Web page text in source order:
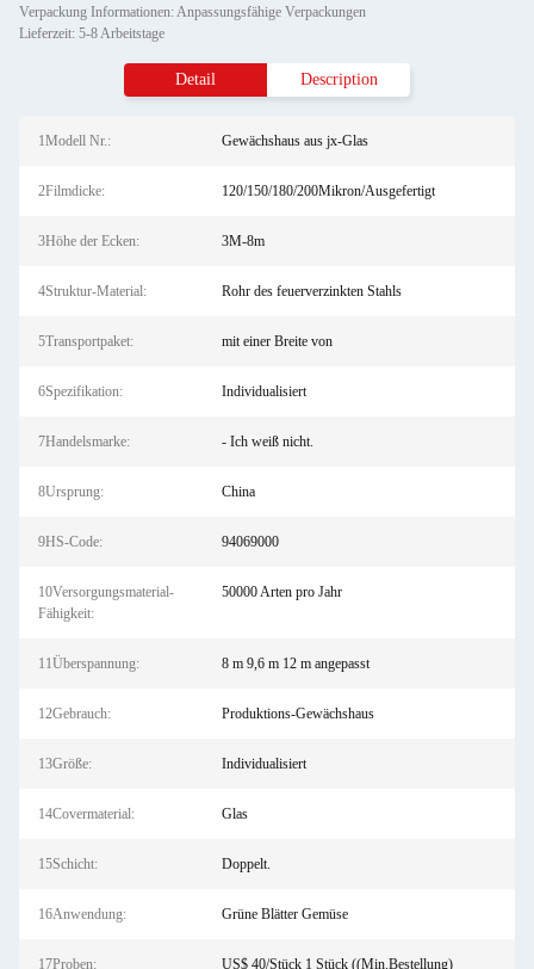
Verpackung Informationen: Anpassungsfähige Verpackungen
Lieferzeit: 5-8 Arbeitstage
Detail Description
1Modell Nr.: Gewächshaus aus jx-Glas
2Filmdicke: 120/150/180/200Mikron/Ausgefertigt
3Höhe der Ecken: 3M-8m
4Struktur-Material: Rohr des feuerverzinkten Stahls
5Transportpaket: mit einer Breite von
6Spezifikation: Individualisiert
7Handelsmarke: - Ich weiß nicht.
8Ursprung: China
9HS-Code: 94069000
10Versorgungsmaterial-
Fähigkeit:
50000 Arten pro Jahr
11Überspannung: 8 m 9,6 m 12 m angepasst
12Gebrauch: Produktions-Gewächshaus
13Größe: Individualisiert
14Covermaterial: Glas
15Schicht: Doppelt.
16Anwendung: Grüne Blätter Gemüse
17Proben: US$ 40/Stück 1 Stück ((Min.Bestellung)